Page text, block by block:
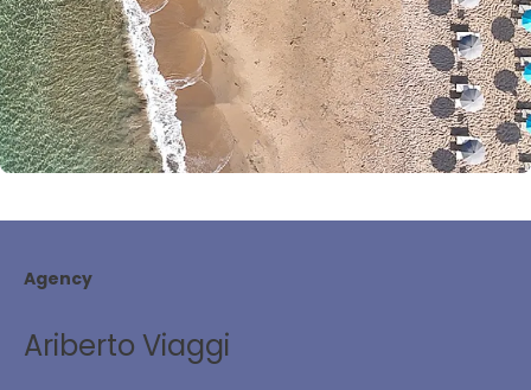
Agency
Ariberto Viaggi